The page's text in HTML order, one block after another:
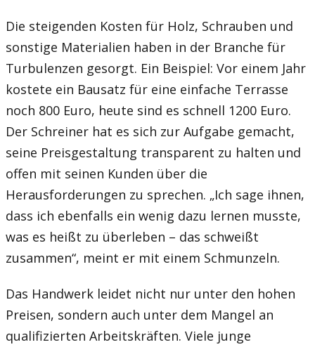
Die steigenden Kosten für Holz, Schrauben und
sonstige Materialien haben in der Branche für
Turbulenzen gesorgt. Ein Beispiel: Vor einem Jahr
kostete ein Bausatz für eine einfache Terrasse
noch 800 Euro, heute sind es schnell 1200 Euro.
Der Schreiner hat es sich zur Aufgabe gemacht,
seine Preisgestaltung transparent zu halten und
offen mit seinen Kunden über die
Herausforderungen zu sprechen. „Ich sage ihnen,
dass ich ebenfalls ein wenig dazu lernen musste,
was es heißt zu überleben – das schweißt
zusammen“, meint er mit einem Schmunzeln.
Das Handwerk leidet nicht nur unter den hohen
Preisen, sondern auch unter dem Mangel an
qualifizierten Arbeitskräften. Viele junge